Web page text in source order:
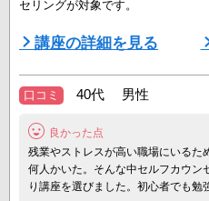
セリングが対象です。
入門レベルから中級レベルまでの
通信教育を重点にテキストや教材を
実際に現場で働くことを見据え ...
講座の詳細を見る
口コミ 40代 男性
良かった点
残業やストレスが高い職場にいるた
何人かいた。そんな中セルフカウン
り講座を選びました。初心者でも勉